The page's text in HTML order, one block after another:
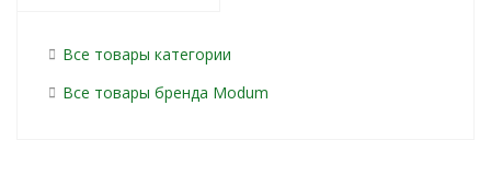
Все товары категории
Все товары бренда Modum